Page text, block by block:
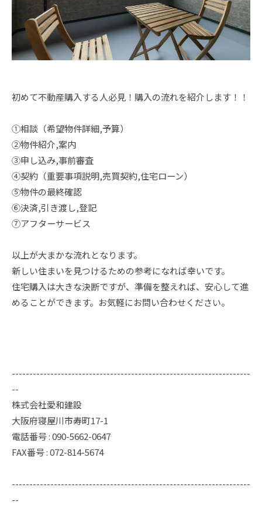
初めて不動産購入する人必見！購入の流れを紹介します！！
①相談（希望物件詳細,予算）
②物件紹介,案内
③申し込み,事前審査
➃契約（重要事項説明,売買契約,住宅ローン）
⑤物件の最終確認
⑥決済,引き渡し,登記
⑦アフターサービス
以上が大まかな流れとなります。
新しい住まいを見つけるための参考になれば幸いです。
住宅購入は大きな決断ですが、準備を整えれば、安心して進
めることができます。お気軽にお問い合わせください。
--------------------------------------------------------------------
--
株式会社愛和建設
大阪府寝屋川市寿町17-1
電話番号 : 090-5662-0647
FAX番号 : 072-814-5674
--------------------------------------------------------------------
--